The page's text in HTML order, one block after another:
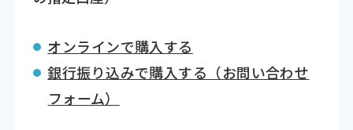
オンラインで購入する
銀行振り込みで購入する（お問い合わせ
フォーム）